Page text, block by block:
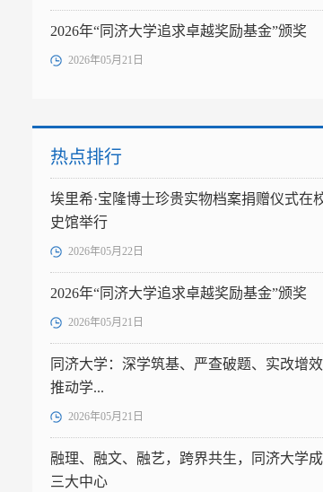
2026年“同济大学追求卓越奖励基金”颁奖
2026年05月21日
热点排行
埃里希·宝隆博士珍贵实物档案捐赠仪式在
史馆举行
2026年05月22日
2026年“同济大学追求卓越奖励基金”颁奖
2026年05月21日
同济大学：深学筑基、严查破题、实改增
推动学...
2026年05月21日
融理、融文、融艺，跨界共生，同济大学
三大中心